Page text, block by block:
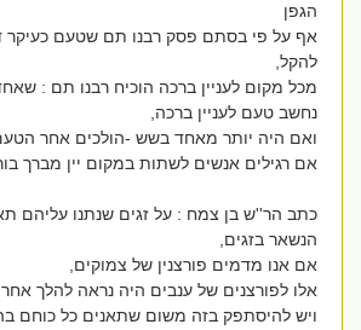
הגפן
אף על פי בסתם פסק רבנו תם שטעם כעיקר
להקל,
מכל מקום לעניין ברכה הוכיח רבנו תם :
נחשב טעם לעניין ברכה,
ואם היה יותר מאחד בשש -הולכים אחר הטעם
אם רגילים אנשים לשתות במקום יין מברך
כתב הר''ש בן צמח : על זגים שנתנו עליהם
הנשאר בזגים,
אם אנו מדמים פורצנין של צמוקים,
אלו לפורצנים של ענבים היה נראה להלך אחר
ויש להיסתפק בזה משום שתאנים כל כוחם